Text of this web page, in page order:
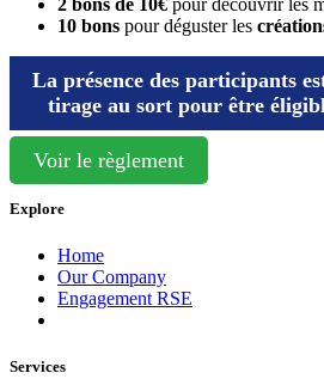
2 bons de 10€ pour découvrir les
10 bons pour déguster les
La présence des participants
tirage au sort pour être
Voir le règlement
Explore
Home
Our Company
Engagement RSE
Services